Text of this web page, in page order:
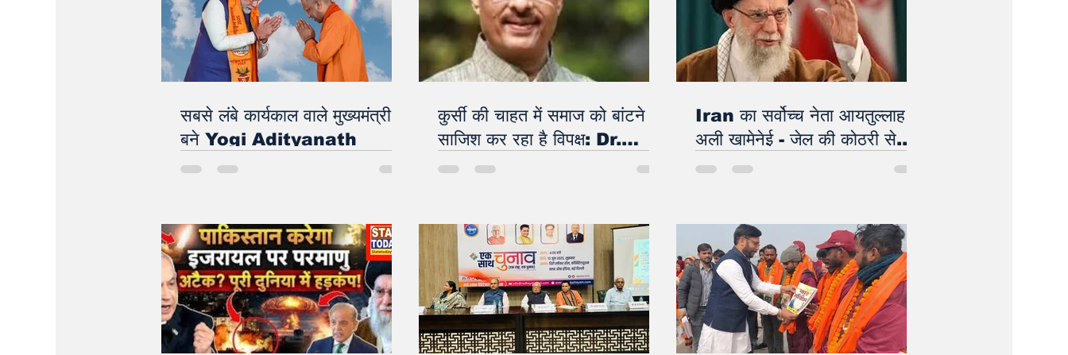
सबसे लंबे कार्यकाल वाले मुख्यमंत्री
बने Yogi Adityanath
कुर्सी की चाहत में समाज को बांटने की
साजिश कर रहा है विपक्ष: Dr.
Dinesh Sharma
Iran का सर्वोच्च नेता आयतुल्लाह
अली ख़ामेनेई - जेल की कोठरी से..
एक बार फिर बंकर में